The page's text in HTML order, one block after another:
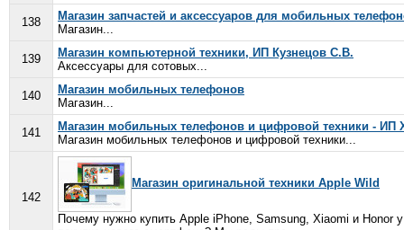
138
Магазин запчастей и аксессуаров для мобильных
Магазин...
139
Магазин компьютерной техники, ИП Кузнецов С.В.
Аксессуары для сотовых...
140
Магазин мобильных телефонов
Магазин...
141
Магазин мобильных телефонов и цифровой техники - ИП
Магазин мобильных телефонов и цифровой техники...
142
Магазин оригинальной техники Apple Wild
Почему нужно купить Apple iPhone, Samsung, Xiaomi и